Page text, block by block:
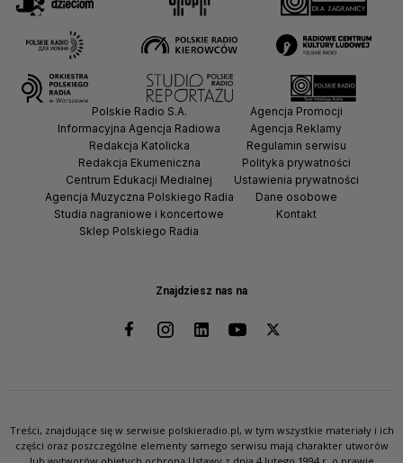
Znajdziesz nas na
Polskie Radio S.A.
Informacyjna Agencja Radiowa
Redakcja Katolicka
Redakcja Ekumeniczna
Centrum Edukacji Medialnej
Agencja Muzyczna Polskiego Radia
Studia nagraniowe i koncertowe
Sklep Polskiego Radia
Agencja Promocji
Agencja Reklamy
Regulamin serwisu
Polityka prywatności
Ustawienia prywatności
Dane osobowe
Kontakt
Treści, znajdujące się w serwisie polskieradio.pl, w tym wszystkie materiały i ich
części oraz poszczególne elementy samego serwisu mają charakter utworów